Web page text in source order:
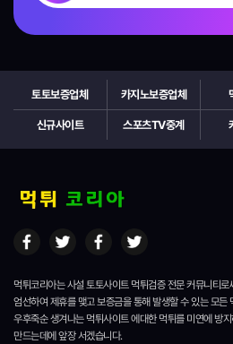
토토보증업체 카지노보증업체
신규사이트 스포츠TV중계
먹튀코리아는 사설 토토사이트 먹튀검증 전문 커뮤니티
엄선하여 제휴를 맺고 보증금을 통해 발생할 수 있는 모든
우후죽순 생겨나는 먹튀사이트 에대한 먹튀를 미연에 방
만드는데에 앞장 서겠습니다.